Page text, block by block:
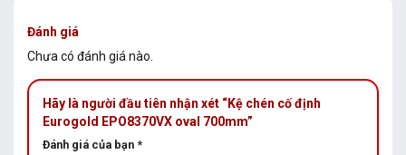
Đánh giá
Chưa có đánh giá nào.
Hãy là người đầu tiên nhận xét “Kệ chén cố định
Eurogold EPO8370VX oval 700mm”
Đánh giá của bạn *